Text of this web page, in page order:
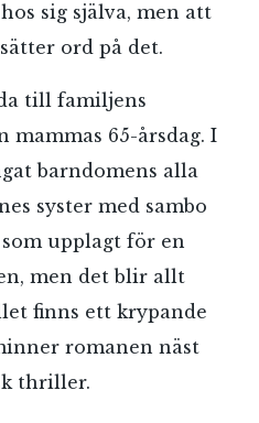
sig själva, men att
ord på det.
till familjens
65-årsdag. I
barndomens alla
syster med sambo
upplagt för en
men det blir allt
finns ett krypande
romanen näst
thriller.